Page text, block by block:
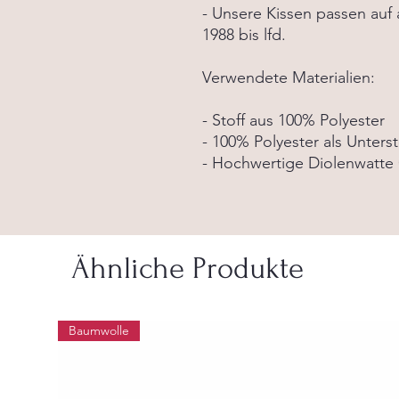
- Unsere Kissen passen
1988 bis lfd.
Verwendete Materialien:
- Stoff aus 100% Polyester
- 100% Polyester als
- Hochwertige Diolenwatte
Ähnliche Produkte
Baumwolle